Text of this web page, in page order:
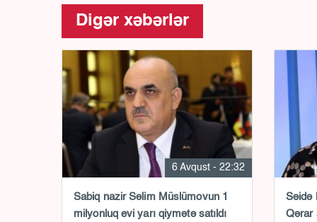
Digər xəbərlər
6 Avqust - 22:32
Sabiq nazir Səlim Müslümovun 1
milyonluq evi yarı qiymətə satıldı
Səidə
Qərar